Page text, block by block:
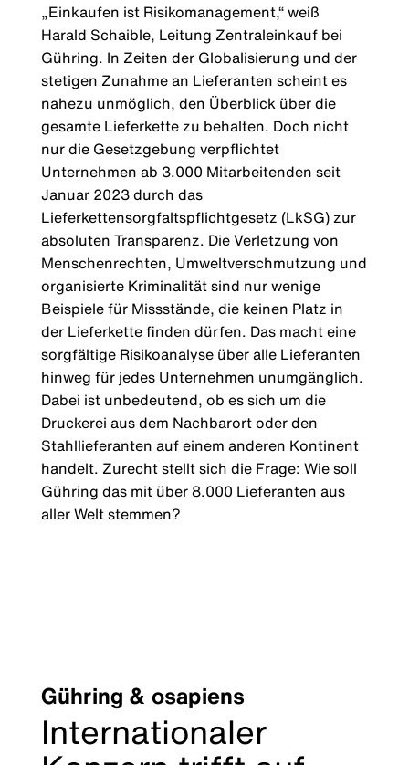
„Einkaufen ist Risikomanagement,“ weiß
Harald Schaible, Leitung Zentraleinkauf bei
Gühring. In Zeiten der Globalisierung und der
stetigen Zunahme an Lieferanten scheint es
nahezu unmöglich, den Überblick über die
gesamte Lieferkette zu behalten. Doch nicht
nur die Gesetzgebung verpflichtet
Unternehmen ab 3.000 Mitarbeitenden seit
Januar 2023 durch das
Lieferkettensorgfaltspflichtgesetz (LkSG) zur
absoluten Transparenz. Die Verletzung von
Menschenrechten, Umweltverschmutzung und
organisierte Kriminalität sind nur wenige
Beispiele für Missstände, die keinen Platz in
der Lieferkette finden dürfen. Das macht eine
sorgfältige Risikoanalyse über alle Lieferanten
hinweg für jedes Unternehmen unumgänglich.
Dabei ist unbedeutend, ob es sich um die
Druckerei aus dem Nachbarort oder den
Stahllieferanten auf einem anderen Kontinent
handelt. Zurecht stellt sich die Frage: Wie soll
Gühring das mit über 8.000 Lieferanten aus
aller Welt stemmen?
Gühring & osapiens
Internationaler